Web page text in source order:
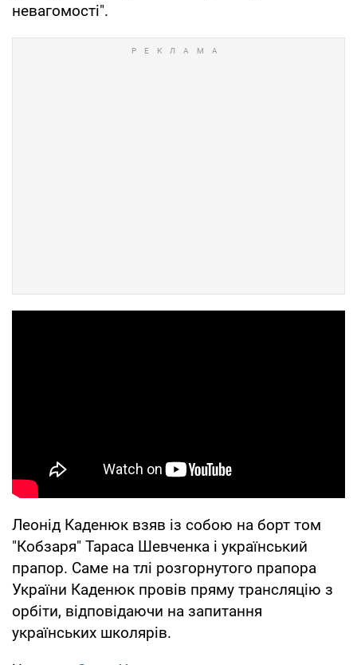
невагомості".
Леонід Каденюк взяв із собою на борт том
"Кобзаря" Тараса Шевченка і український
прапор. Саме на тлі розгорнутого прапора
України Каденюк провів пряму трансляцію з
орбіти, відповідаючи на запитання
українських школярів.